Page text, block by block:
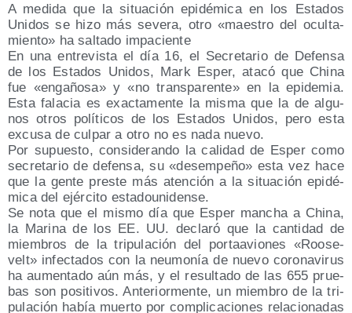
A medi­da que la situa­ción epi­dé­mi­ca en los Esta­dos
Uni­dos se hizo más seve­ra, otro «maes­tro del ocul­ta­
mien­to» ha sal­ta­do impaciente
En una entre­vis­ta el día 16, el Secre­ta­rio de Defen­sa
de los Esta­dos Uni­dos, Mark Esper, ata­có que Chi­na
fue «enga­ño­sa» y «no trans­pa­ren­te» en la epi­de­mia.
Esta fala­cia es exac­ta­men­te la mis­ma que la de algu­
nos otros polí­ti­cos de los Esta­dos Uni­dos, pero esta
excu­sa de cul­par a otro no es nada nuevo.
Por supues­to, con­si­de­ran­do la cali­dad de Esper como
secre­ta­rio de defen­sa, su «desem­pe­ño» esta vez hace
que la gen­te pres­te más aten­ción a la situa­ción epi­dé­
mi­ca del ejér­ci­to estadounidense.
Se nota que el mis­mo día que Esper man­cha a Chi­na,
la Mari­na de los EE. UU. decla­ró que la can­ti­dad de
miem­bros de la tri­pu­la­ción del por­ta­avio­nes «Roo­se­
velt» infec­ta­dos con la neu­mo­nía de nue­vo coro­na­vi­rus
ha aumen­ta­do aún más, y el resul­ta­do de las 655 prue­
bas son posi­ti­vos. Ante­rior­men­te, un miem­bro de la tri­
pu­la­ción había muer­to por com­pli­ca­cio­nes rela­cio­na­das